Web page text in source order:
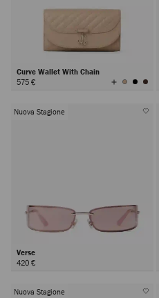
Curve Wallet With Chain
575 €
Visualizza
tutti
Nuova Stagione
Verse
420 €
Nuova Stagione